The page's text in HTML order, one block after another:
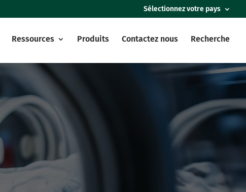
Sélectionnez votre pays
Ressources Produits Contactez nous Recherche